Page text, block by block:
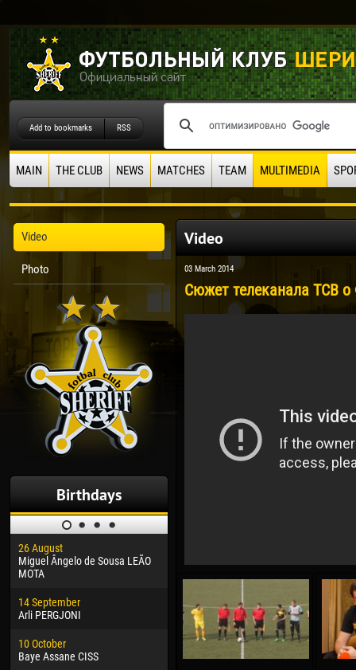
Add to bookmarks RSS
MAIN THE CLUB NEWS MATCHES TEAM MULTIMEDIA
Video
Photo
Birthdays
26 August
Miguel Ângelo de Sousa LEÃO
MOTA
14 September
Arli PERGJONI
10 October
Baye Assane CISS
Vladislav COSTIN
02 March
Veaceslav COZMA
13
24
Video
03 March 2014
Сюжет телеканала ТСВ